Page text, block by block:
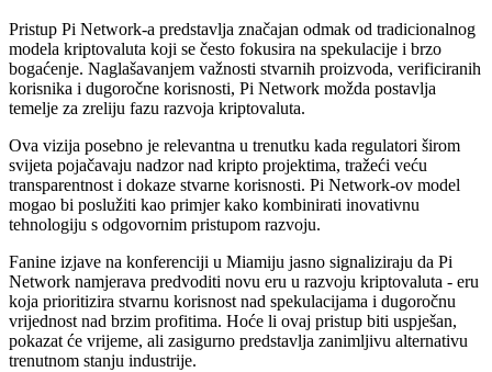
Pristup Pi Network-a predstavlja značajan odmak od tradicionalnog
modela kriptovaluta koji se često fokusira na spekulacije i brzo
bogaćenje. Naglašavanjem važnosti stvarnih proizvoda, verificiranih
korisnika i dugoročne korisnosti, Pi Network možda postavlja
temelje za zreliju fazu razvoja kriptovaluta.
Ova vizija posebno je relevantna u trenutku kada regulatori širom
svijeta pojačavaju nadzor nad kripto projektima, tražeći veću
transparentnost i dokaze stvarne korisnosti. Pi Network-ov model
mogao bi poslužiti kao primjer kako kombinirati inovativnu
tehnologiju s odgovornim pristupom razvoju.
Fanine izjave na konferenciji u Miamiju jasno signaliziraju da Pi
Network namjerava predvoditi novu eru u razvoju kriptovaluta - eru
koja prioritizira stvarnu korisnost nad spekulacijama i dugoročnu
vrijednost nad brzim profitima. Hoće li ovaj pristup biti uspješan,
pokazat će vrijeme, ali zasigurno predstavlja zanimljivu alternativu
trenutnom stanju industrije.